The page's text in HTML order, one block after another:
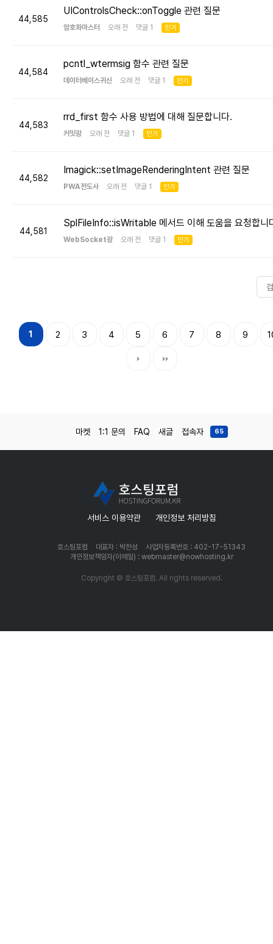
44,585
UIControlsCheck::onToggle 관련 질문
암호화마스터 오래 전 댓글 1 인기
44,584
pcntl_wtermsig 함수 관련 질문
데이터베이스귀신 오래 전 댓글 1 인기
44,583
rrd_first 함수 사용 방법에 대해 질문합니다.
커밋광 오래 전 댓글 1 인기
44,582
Imagick::setImageRenderingIntent 관련 질문
PWA전도사 오래 전 댓글 1 인기
44,581
SplFileInfo::isWritable 메서드 이해 도움을 요청합니
WebSocket광 오래 전 댓글 1 인기
1 2 3 4 5 6 7 8 9
마켓 1:1 문의 FAQ 새글 접속자 65
서비스 이용약관 개인정보 처리방침
호스팅포럼 대표자 : 박찬성
사업자등록번호 : 402-17-51343
개인정보책임자(이메일) : webmaster@nowhosting.kr
Copyright © 호스팅포럼. All rights reserved.